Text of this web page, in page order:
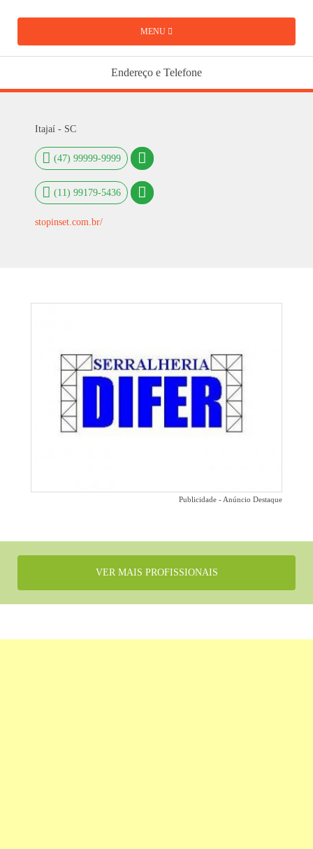
MENU
Endereço e Telefone
Itajaí - SC
(47) 99999-9999
(11) 99179-5436
stopinset.com.br/
Publicidade - Anúncio Destaque
VER MAIS PROFISSIONAIS